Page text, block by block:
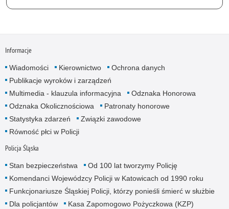
Informacje
Wiadomości Kierownictwo
Ochrona danych
Publikacje wyroków i zarządzeń
Multimedia - klauzula informacyjna
Odznaka Honorowa
Odznaka Okolicznościowa
Patronaty honorowe
Statystyka zdarzeń
Związki zawodowe
Równość płci w Policji
Policja Śląska
Stan bezpieczeństwa
Od 100 lat tworzymy Policję
Komendanci Wojewódzcy Policji w Katowicach od 1990 roku
Funkcjonariusze Śląskiej Policji, którzy ponieśli śmierć w służbie
Dla policjantów
Kasa Zapomogowo Pożyczkowa (KZP)